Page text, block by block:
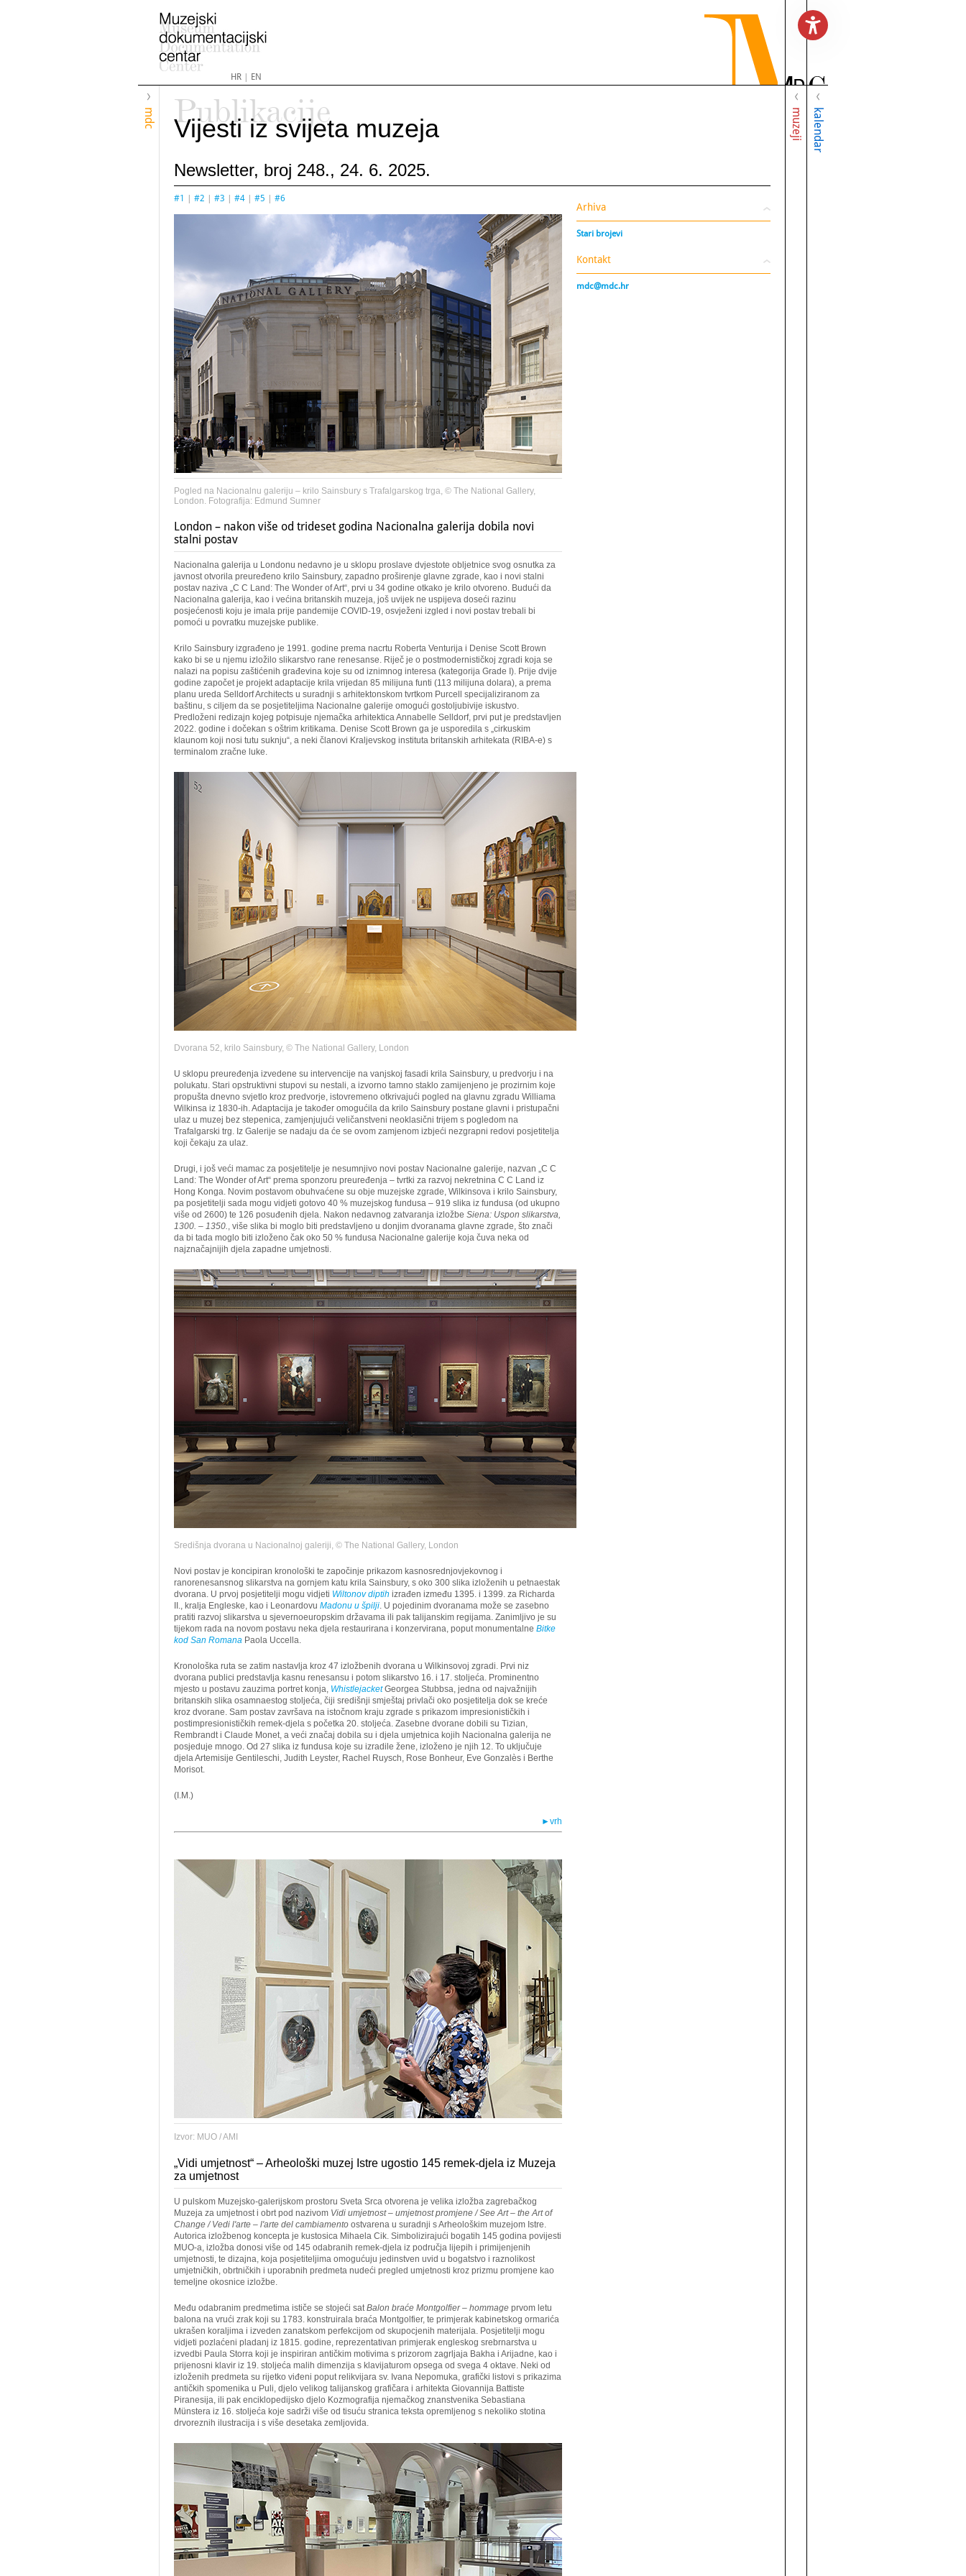
HR| EN
mdc muzeji kalendar
Publikacije
Vijesti iz svijeta muzeja
Newsletter, broj 248., 24. 6. 2025.
#1 #2 #3 #4 #5 #6
Pogled na Nacionalnu galeriju – krilo Sainsbury s Trafalgarskog trga, © The National Gallery,
London. Fotografija: Edmund Sumner
London – nakon više od trideset godina Nacionalna galerija dobila novi
stalni postav
Nacionalna galerija u Londonu nedavno je u sklopu proslave dvjestote obljetnice svog osnutka za
javnost otvorila preuređeno krilo Sainsbury, zapadno proširenje glavne zgrade, kao i novi stalni
postav naziva „C C Land: The Wonder of Art“, prvi u 34 godine otkako je krilo otvoreno. Budući da
Nacionalna galerija, kao i većina britanskih muzeja, još uvijek ne uspijeva doseći razinu
posjećenosti koju je imala prije pandemije COVID-19, osvježeni izgled i novi postav trebali bi
pomoći u povratku muzejske publike.
Krilo Sainsbury izgrađeno je 1991. godine prema nacrtu Roberta Venturija i Denise Scott Brown
kako bi se u njemu izložilo slikarstvo rane renesanse. Riječ je o postmodernističkoj zgradi koja se
nalazi na popisu zaštićenih građevina koje su od iznimnog interesa (kategorija Grade I). Prije dvije
godine započet je projekt adaptacije krila vrijedan 85 milijuna funti (113 milijuna dolara), a prema
planu ureda Selldorf Architects u suradnji s arhitektonskom tvrtkom Purcell specijaliziranom za
baštinu, s ciljem da se posjetiteljima Nacionalne galerije omogući gostoljubivije iskustvo.
Predloženi redizajn kojeg potpisuje njemačka arhitektica Annabelle Selldorf, prvi put je predstavljen
2022. godine i dočekan s oštrim kritikama. Denise Scott Brown ga je usporedila s „cirkuskim
klaunom koji nosi tutu suknju“, a neki članovi Kraljevskog instituta britanskih arhitekata (RIBA-e) s
terminalom zračne luke.
Dvorana 52, krilo Sainsbury, © The National Gallery, London
U sklopu preuređenja izvedene su intervencije na vanjskoj fasadi krila Sainsbury, u predvorju i na
polukatu. Stari opstruktivni stupovi su nestali, a izvorno tamno staklo zamijenjeno je prozirnim koje
propušta dnevno svjetlo kroz predvorje, istovremeno otkrivajući pogled na glavnu zgradu Williama
Wilkinsa iz 1830-ih. Adaptacija je također omogućila da krilo Sainsbury postane glavni i pristupačni
ulaz u muzej bez stepenica, zamjenjujući veličanstveni neoklasični trijem s pogledom na
Trafalgarski trg. Iz Galerije se nadaju da će se ovom zamjenom izbjeći nezgrapni redovi posjetitelja
koji čekaju za ulaz.
Drugi, i još veći mamac za posjetitelje je nesumnjivo novi postav Nacionalne galerije, nazvan „C C
Land: The Wonder of Art“ prema sponzoru preuređenja – tvrtki za razvoj nekretnina C C Land iz
Hong Konga. Novim postavom obuhvaćene su obje muzejske zgrade, Wilkinsova i krilo Sainsbury,
pa posjetitelji sada mogu vidjeti gotovo 40 % muzejskog fundusa – 919 slika iz fundusa (od ukupno
više od 2600) te 126 posuđenih djela. Nakon nedavnog zatvaranja izložbe Siena: Uspon slikarstva,
1300. – 1350., više slika bi moglo biti predstavljeno u donjim dvoranama glavne zgrade, što znači
da bi tada moglo biti izloženo čak oko 50 % fundusa Nacionalne galerije koja čuva neka od
najznačajnijih djela zapadne umjetnosti.
Središnja dvorana u Nacionalnoj galeriji, © The National Gallery, London
Novi postav je koncipiran kronološki te započinje prikazom kasnosrednjovjekovnog i
ranorenesansnog slikarstva na gornjem katu krila Sainsbury, s oko 300 slika izloženih u petnaestak
dvorana. U prvoj posjetitelji mogu vidjeti Wiltonov diptih izrađen između 1395. i 1399. za Richarda
II., kralja Engleske, kao i Leonardovu Madonu u špilji. U pojedinim dvoranama može se zasebno
pratiti razvoj slikarstva u sjevernoeuropskim državama ili pak talijanskim regijama. Zanimljivo je su
tijekom rada na novom postavu neka djela restaurirana i konzervirana, poput monumentalne Bitke
kod San Romana Paola Uccella.
Kronološka ruta se zatim nastavlja kroz 47 izložbenih dvorana u Wilkinsovoj zgradi. Prvi niz
dvorana publici predstavlja kasnu renesansu i potom slikarstvo 16. i 17. stoljeća. Prominentno
mjesto u postavu zauzima portret konja, WhistlejacketGeorgea Stubbsa, jedna od najvažnijih
britanskih slika osamnaestog stoljeća, čiji središnji smještaj privlači oko posjetitelja dok se kreće
kroz dvorane. Sam postav završava na istočnom kraju zgrade s prikazom impresionističkih i
postimpresionističkih remek-djela s početka 20. stoljeća. Zasebne dvorane dobili su Tizian,
Rembrandt i Claude Monet, a veći značaj dobila su i djela umjetnica kojih Nacionalna galerija ne
posjeduje mnogo. Od 27 slika iz fundusa koje su izradile žene, izloženo je njih 12. To uključuje
djela Artemisije Gentileschi, Judith Leyster, Rachel Ruysch, Rose Bonheur, Eve Gonzalès i Berthe
Morisot.
(I.M.)
►vrh
Izvor: MUO / AMI
„Vidi umjetnost“ – Arheološki muzej Istre ugostio 145 remek-djela iz Muzeja
za umjetnost
U pulskom Muzejsko-galerijskom prostoru Sveta Srca otvorena je velika izložba zagrebačkog
Muzeja za umjetnost i obrt pod nazivom Vidi umjetnost – umjetnost promjene / See Art – the Art of
Change / Vedi l'arte – l'arte del cambiamento ostvarena u suradnji s Arheološkim muzejom Istre.
Autorica izložbenog koncepta je kustosica Mihaela Cik. Simbolizirajući bogatih 145 godina povijesti
MUO-a, izložba donosi više od 145 odabranih remek-djela iz područja lijepih i primijenjenih
umjetnosti, te dizajna, koja posjetiteljima omogućuju jedinstven uvid u bogatstvo i raznolikost
umjetničkih, obrtničkih i uporabnih predmeta nudeći pregled umjetnosti kroz prizmu promjene kao
temeljne okosnice izložbe.
Među odabranim predmetima ističe se stojeći satBalon braće Montgolfier – hommage prvom letu
balona na vrući zrak koji su 1783. konstruirala braća Montgolfier, te primjerak kabinetskog ormarića
ukrašen koraljima i izveden zanatskom perfekcijom od skupocjenih materijala. Posjetitelji mogu
vidjeti pozlaćeni pladanj iz 1815. godine, reprezentativan primjerak engleskog srebrnarstva u
izvedbi Paula Storra koji je inspiriran antičkim motivima s prizorom zagrljaja Bakha i Arijadne, kao i
prijenosni klavir iz 19. stoljeća malih dimenzija s klavijaturom opsega od svega 4 oktave. Neki od
izloženih predmeta su rijetko viđeni poput relikvijara sv. Ivana Nepomuka, grafički listovi s prikazima
antičkih spomenika u Puli, djelo velikog talijanskog grafičara i arhitekta Giovannija Battiste
Piranesija, ili pak enciklopedijsko djelo Kozmografija njemačkog znanstvenika Sebastiana
Münstera iz 16. stoljeća koje sadrži više od tisuću stranica teksta opremljenog s nekoliko stotina
drvoreznih ilustracija i s više desetaka zemljovida.
Arhiva
Stari brojevi
Kontakt
mdc@mdc.hr